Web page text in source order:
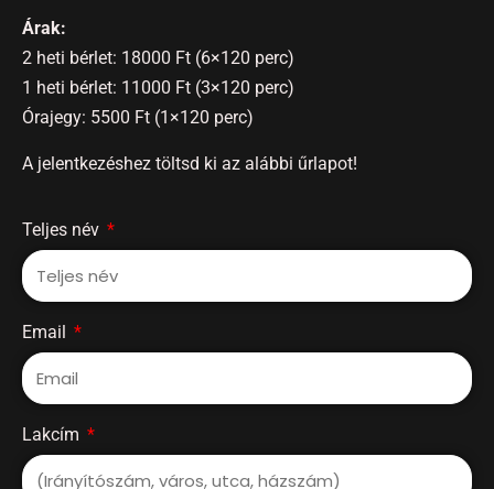
Árak:
2 heti bérlet: 18000 Ft (6×120 perc)
1 heti bérlet: 11000 Ft (3×120 perc)
Órajegy: 5500 Ft (1×120 perc)
A jelentkezéshez töltsd ki az alábbi űrlapot!
Teljes név
Email
Lakcím